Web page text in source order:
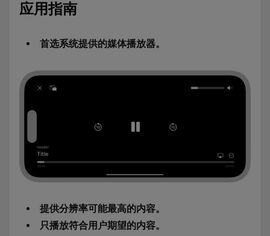
应用指南
首选系统提供的媒体播放器。
提供分辨率可能最高的内容。
只播放符合用户期望的内容。